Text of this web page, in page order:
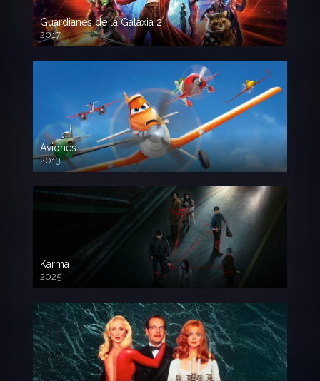
Guardianes de la Galaxia 2
2017
720p HD
Aviones
2013
720 HD
Karma
2025